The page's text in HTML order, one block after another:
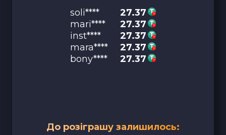
soli****
27.37
mari****
27.37
inst****
27.37
mara****
27.37
bony****
27.37
До розіграшу залишилось: